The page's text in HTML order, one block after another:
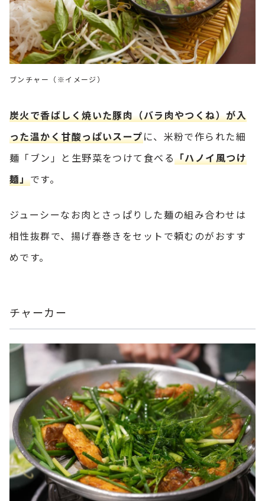
ブンチャー（※イメージ）
炭火で香ばしく焼いた豚肉（バラ肉やつくね）が入
った温かく甘酸っぱいスープに、米粉で作られた細
麺「ブン」と生野菜をつけて食べる「ハノイ風つけ
麺」です。
ジューシーなお肉とさっぱりした麺の組み合わせは
相性抜群で、揚げ春巻きをセットで頼むのがおすす
めです。
チャーカー